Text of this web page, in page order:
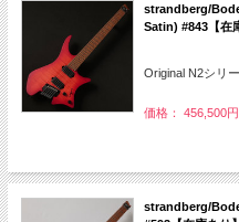
strandberg/
Satin) #843【在
Original N2シリ
価格： 456,500
strandberg/